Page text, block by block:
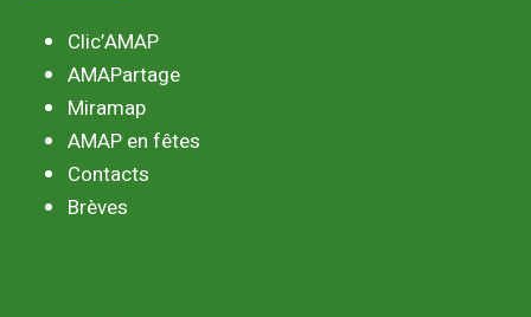
Clic’AMAP
AMAPartage
Miramap
AMAP en fêtes
Contacts
Brèves